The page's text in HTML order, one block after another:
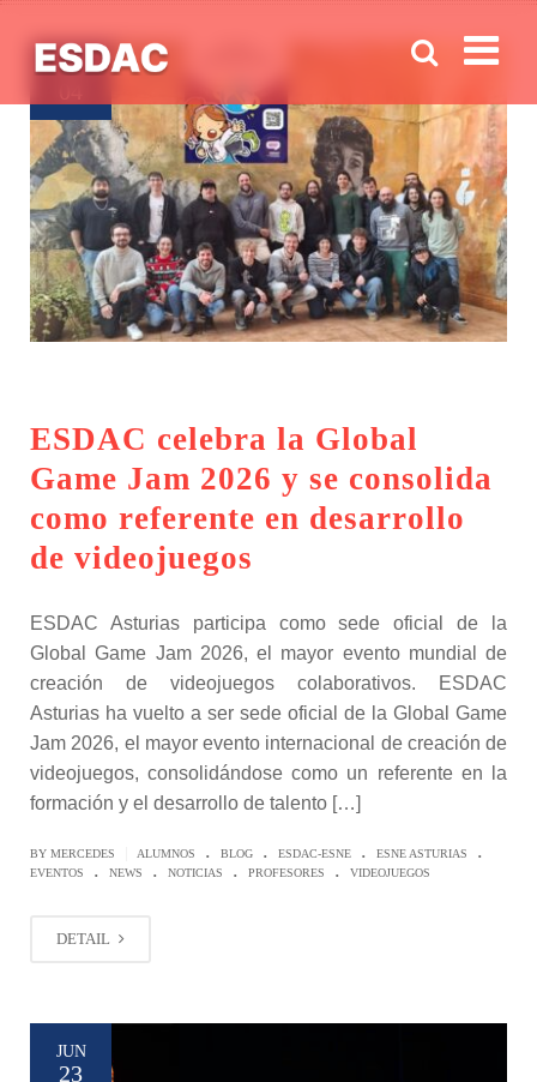
FEB
ESDAC celebra la Global
Game Jam 2026 y se consolida
como referente en desarrollo
de videojuegos
ESDAC Asturias participa como sede oficial de la
Global Game Jam 2026, el mayor evento mundial de
creación de videojuegos colaborativos. ESDAC
Asturias ha vuelto a ser sede oficial de la Global Game
Jam 2026, el mayor evento internacional de creación de
videojuegos, consolidándose como un referente en la
formación y el desarrollo de talento […]
BY MERCEDES ALUMNOS . BLOG . ESDAC-ESNE . ESNE ASTURIAS .
EVENTOS . NEWS . NOTICIAS . PROFESORES . VIDEOJUEGOS
DETAIL
JUN
23